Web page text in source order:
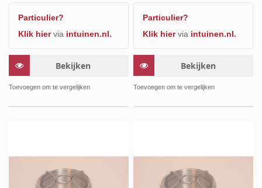
Particulier?
Klik hiervia intuinen.nl.
Bekijken
Toevoegen om te vergelijken
Particulier?
Klik hiervia intuinen.nl.
Bekijken
Toevoegen om te vergelijken